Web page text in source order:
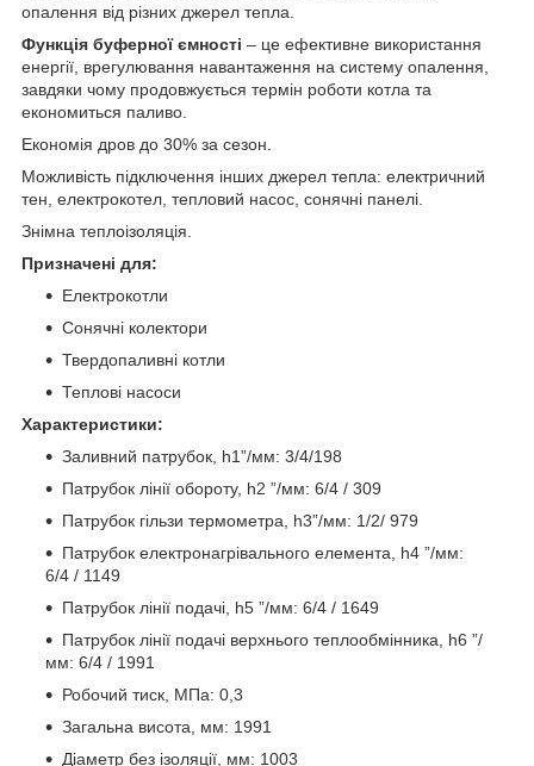
опалення від різних джерел тепла.
Функція буферної ємності – це ефективне використання
енергії, врегулювання навантаження на систему опалення,
завдяки чому продовжується термін роботи котла та
економиться паливо.
Економія дров до 30% за сезон.
Можливість підключення інших джерел тепла: електричний
тен, електрокотел, тепловий насос, сонячні панелі.
Знімна теплоізоляція.
Призначені для:
Електрокотли
Cонячні колектори
Твердопаливні котли
Теплові насоси
Характеристики:
Заливний патрубок, h1”/мм: 3/4/198
Патрубок лінії обороту, h2 ”/мм: 6/4 / 309
Патрубок гільзи термометра, h3”/мм: 1/2/ 979
Патрубок електронагрівального елемента, h4 ”/мм:
6/4 / 1149
Патрубок лінії подачі, h5 ”/мм: 6/4 / 1649
Патрубок лінії подачі верхнього теплообмінника, h6 ”/
мм: 6/4 / 1991
Робочий тиск, МПа: 0,3
Загальна висота, мм: 1991
Діаметр без ізоляції, мм: 1003